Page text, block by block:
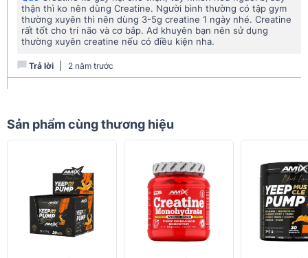
Dây chuyền sản xuất Amix Creapure khép kín hiện đại
Chúng tôi sử dụng phương pháp sản xuất tốt nhất và an
toàn nhất để giảm thiểu rủi ro tạo ra các sản phẩm phụ
không mong muốn. Trong quy trình sản xuất của chúng tôi,
Nguyên liệu dùng để sản xuất Creapure không có nguồn gốc
Các nguyên liệu thô cơ bản được sử dụng để sản xuất Creapure
được sản xuất nội bộ và được Alzchem Trostberg GmbH giám
sát chặt chẽ.
thận thì ko nên dùng Creatine. Người bình thường có tập gym
thường xuyên thì nên dùng 3-5g creatine 1 ngày nhé. Creatine
rất tốt cho trí não và cơ bắp. Ad khuyên bạn nên sử dụng
thường xuyên creatine nếu có điều kiện nha.
Trả lời 2 năm trước
Sản phẩm cùng thương hiệu